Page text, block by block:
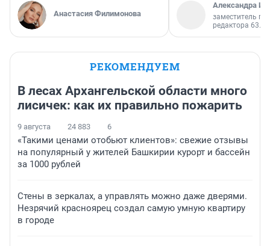
Анастасия Филимонова
Александра
заместитель
редактора 63.RU
РЕКОМЕНДУЕМ
В лесах Архангельской области много
лисичек: как их правильно пожарить
9 августа 24 883 6
«Такими ценами отобьют клиентов»: свежие отзывы
на популярный у жителей Башкирии курорт и бассейн
за 1000 рублей
Стены в зеркалах, а управлять можно даже дверями.
Незрячий красноярец создал самую умную квартиру
в городе